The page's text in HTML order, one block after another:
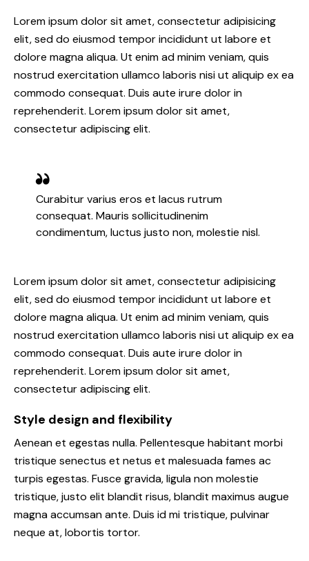
Lorem ipsum dolor sit amet, consectetur adipisicing
elit, sed do eiusmod tempor incididunt ut labore et
dolore magna aliqua. Ut enim ad minim veniam, quis
nostrud exercitation ullamco laboris nisi ut aliquip ex ea
commodo consequat. Duis aute irure dolor in
reprehenderit. Lorem ipsum dolor sit amet,
consectetur adipiscing elit.
Curabitur varius eros et lacus rutrum
consequat. Mauris sollicitudinenim
condimentum, luctus justo non, molestie nisl.
Lorem ipsum dolor sit amet, consectetur adipisicing
elit, sed do eiusmod tempor incididunt ut labore et
dolore magna aliqua. Ut enim ad minim veniam, quis
nostrud exercitation ullamco laboris nisi ut aliquip ex ea
commodo consequat. Duis aute irure dolor in
reprehenderit. Lorem ipsum dolor sit amet,
consectetur adipiscing elit.
Style design and flexibility
Aenean et egestas nulla. Pellentesque habitant morbi
tristique senectus et netus et malesuada fames ac
turpis egestas. Fusce gravida, ligula non molestie
tristique, justo elit blandit risus, blandit maximus augue
magna accumsan ante. Duis id mi tristique, pulvinar
neque at, lobortis tortor.